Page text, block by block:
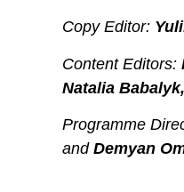
Copy Editor:
Content Editors:
Natalia
Programme
and Demyan